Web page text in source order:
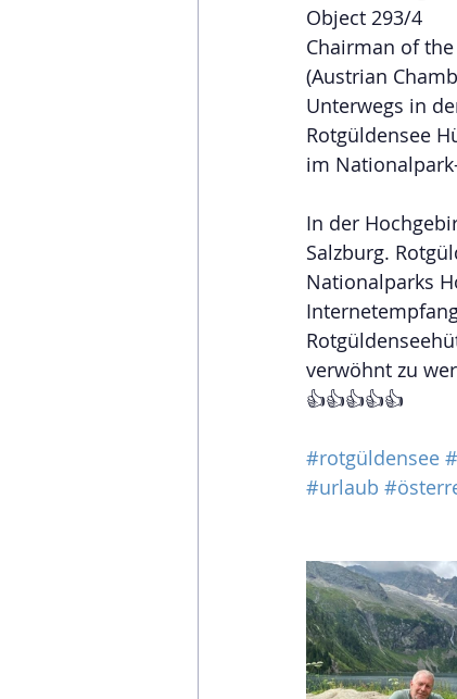
Object 293/4
Chairman of
(Austrian
Unterwegs in
Rotgüldensee
im
In der
Salzburg.
Nationalparks
verwöhnt zu
👍👍👍👍👍
#rotgüldensee
#urlaub